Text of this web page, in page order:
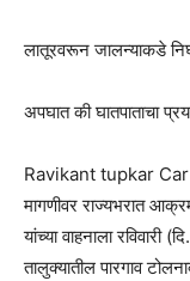
लातूरवरून जालन्याकडे
अपघात की घातपाताचा
Ravikant tupkar Car
मागणीवर राज्यभरात
यांच्या वाहनाला रविवारी
तालुक्यातील पारगाव